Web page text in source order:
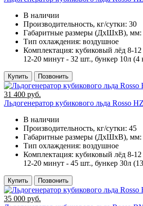
В наличии
Производительность, кг/сутки: 30
Габаритные размеры (ДхШхВ), мм:
Тип охлаждения: воздушное
Комплектация: кубиковый лёд 8-
12-20 минут - 32 шт., бункер 10л (4
Купить Позвонить
31 400 руб.
Льдогенератор кубикового льда Rosso
В наличии
Производительность, кг/сутки: 45
Габаритные размеры (ДхШхВ), мм:
Тип охлаждения: воздушное
Комплектация: кубиковый лёд 8-
12-20 минут - 45 шт., бункер 30л
Купить Позвонить
35 000 руб.